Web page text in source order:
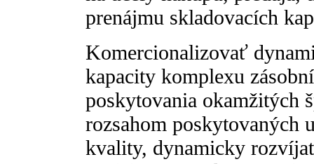
prenájmu skladovacích
Komercionalizovať
kapacity komplexu
poskytovania okamžitých
rozsahom poskytovaných
kvality, dynamicky